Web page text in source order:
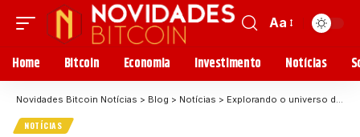
Aa
Home Bitcoin Economia Investimento Notícias
Novidades Bitcoin Notícias > Blog > Notícias > Explorando o universo dos BookTubers no BookTok, com Nathalia Belletato
NOTÍCIAS